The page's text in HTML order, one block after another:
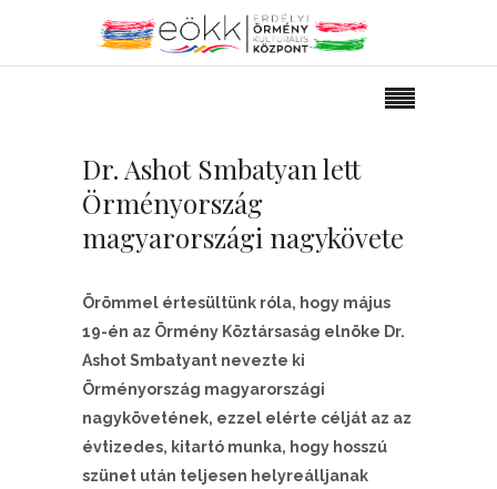
Dr. Ashot Smbatyan lett
Örményország
magyarországi nagykövete
Örömmel értesültünk róla, hogy május
19-én az Örmény Köztársaság elnöke Dr.
Ashot Smbatyant nevezte ki
Örményország magyarországi
nagykövetének, ezzel elérte célját az az
évtizedes, kitartó munka, hogy hosszú
szünet után teljesen helyreálljanak